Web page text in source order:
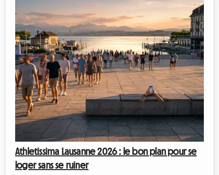
Athletissima Lausanne 2026 : le bon plan pour se
loger sans se ruiner